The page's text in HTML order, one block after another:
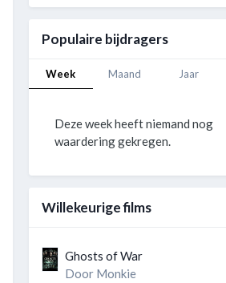
Populaire bijdragers
Week Maand Jaar
Deze week heeft niemand nog
waardering gekregen.
Willekeurige films
Ghosts of War
Door Monkie